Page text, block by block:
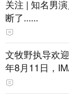
关注 | 知名男
断了......
文牧野执导欢
年8月11日，
情上映